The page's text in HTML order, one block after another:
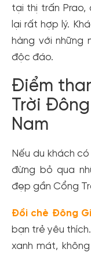
tại thị trấn Prao,
lại rất hợp lý.
hàng với những
độc đáo.
Điểm
Trời
Nam
Nếu du khách
đừng bỏ qua
đẹp gần Cổng
Đồi chè Đông
bạn trẻ yêu
xanh mát,